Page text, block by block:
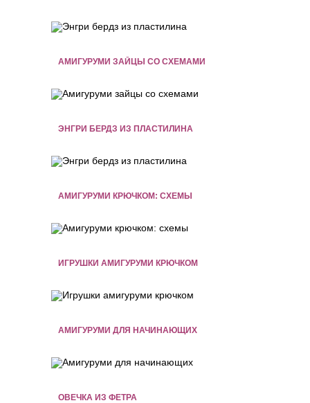
АМИГУРУМИ ЗАЙЦЫ СО СХЕМАМИ
ЭНГРИ БЕРДЗ ИЗ ПЛАСТИЛИНА
АМИГУРУМИ КРЮЧКОМ: СХЕМЫ
ИГРУШКИ АМИГУРУМИ КРЮЧКОМ
АМИГУРУМИ ДЛЯ НАЧИНАЮЩИХ
ОВЕЧКА ИЗ ФЕТРА